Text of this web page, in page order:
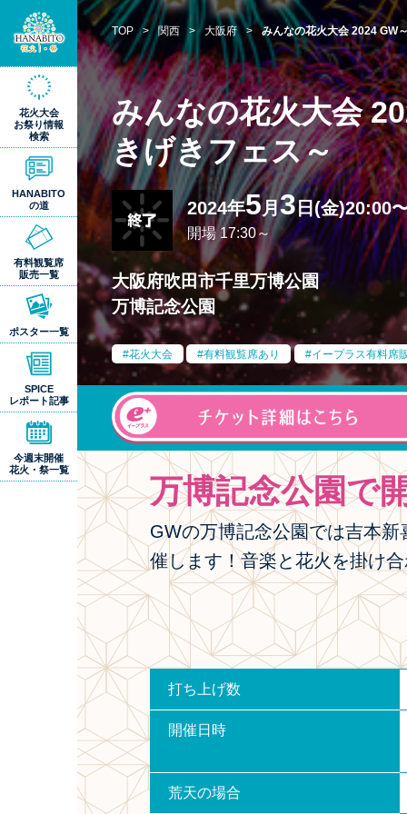
花火大会
お祭り情報
検索
HANABITO
の道
有料観覧席
販売一覧
ポスター一覧
SPICE
レポート記事
今週末開催
花火・祭一覧
TOP > 関西 > 大阪府 > みんなの花火大会 2024 GW
みんなの花火大会
きげきフェス～
2024年5月3日(金)20:00
開場 17:30～
大阪府吹田市千里万博公園
万博記念公園
花火大会 有料観覧席あり イープラス有料席
万博記念公園で
GWの万博記念公園では吉本
催します！音楽と花火を掛け
打ち上げ数
開催日時
荒天の場合